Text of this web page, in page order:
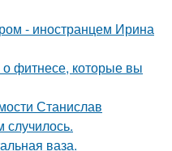
- иностранцем Ирина
фитнесе, которые вы
Станислав
случилось.
ваза.